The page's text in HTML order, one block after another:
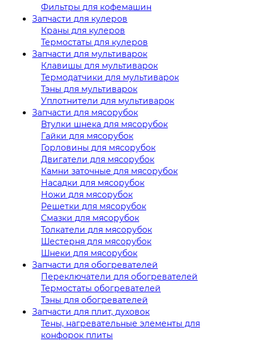
Фильтры для кофемашин
Запчасти для кулеров
Краны для кулеров
Термостаты для кулеров
Запчасти для мультиварок
Клавишы для мультиварок
Термодатчики для мультиварок
Тэны для мультиварок
Уплотнители для мультиварок
Запчасти для мясорубок
Втулки шнека для мясорубок
Гайки для мясорубок
Горловины для мясорубок
Двигатели для мясорубок
Камни заточные для мясорубок
Насадки для мясорубок
Ножи для мясорубок
Решетки для мясорубок
Смазки для мясорубок
Толкатели для мясорубок
Шестерня для мясорубок
Шнеки для мясорубок
Запчасти для обогревателей
Переключатели для обогревателей
Термостаты обогревателей
Тэны для обогревателей
Запчасти для плит, духовок
Тены, нагревательные элементы для
конфорок плиты